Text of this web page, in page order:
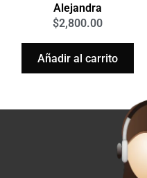
Alejandra
$2,800.00
Añadir al carrito